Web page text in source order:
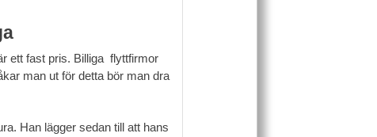
ett fast pris. Billiga flyttfirmor
man ut för detta bör man dra
Han lägger sedan till att hans